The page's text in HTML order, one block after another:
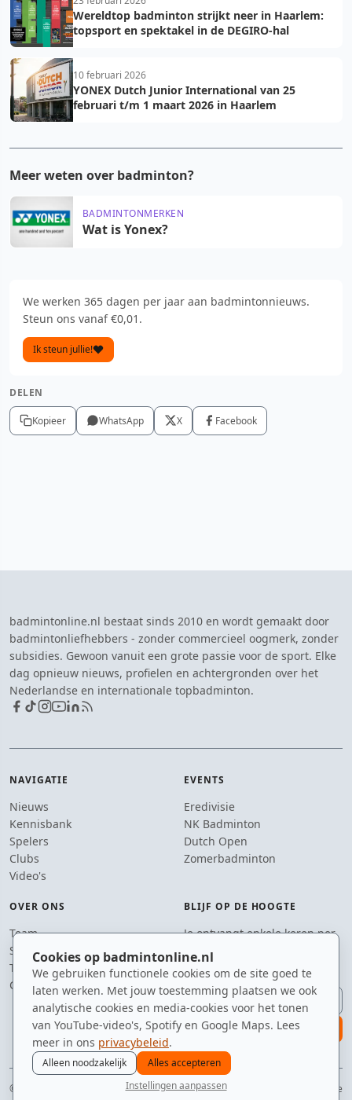
Cookies op badmintonline.nl
We gebruiken functionele cookies om de site goed te
laten werken. Met jouw toestemming plaatsen we ook
analytische cookies en media-cookies voor het tonen
van YouTube-video's, Spotify en Google Maps. Lees
meer in ons privacybeleid.
Alleen noodzakelijk
Alles accepteren
Instellingen aanpassen
Wereldtop badminton strijkt neer in Haarlem:
topsport en spektakel in de DEGIRO-hal
10 februari 2026
YONEX Dutch Junior International van 25
februari t/m 1 maart 2026 in Haarlem
Meer weten over badminton?
BADMINTONMERKEN
Wat is Yonex?
We werken 365 dagen per jaar aan badmintonnieuws.
Steun ons vanaf €0,01.
Ik steun jullie!
DELEN
Kopieer WhatsApp X Facebook
badmintonline.nl bestaat sinds 2010 en wordt gemaakt door
badmintonliefhebbers - zonder commercieel oogmerk, zonder
subsidies. Gewoon vanuit een grote passie voor de sport. Elke
dag opnieuw nieuws, profielen en achtergronden over het
Nederlandse en internationale topbadminton.
NAVIGATIE
Nieuws
Kennisbank
Spelers
Clubs
Video's
EVENTS
Eredivisie
NK Badminton
Dutch Open
Zomerbadminton
OVER ONS
Team
Supporters
Tip de redactie
Contact
BLIJF OP DE HOOGTE
Je ontvangt enkele keren per
jaar een e-mail met het
laatste badmintonnieuws.
E-mailadres
aanmelden
© 2010–2026 badmintonline.nl · jouw dagelijkse dosis badminton-adrenaline
spelers ranglijst zomer